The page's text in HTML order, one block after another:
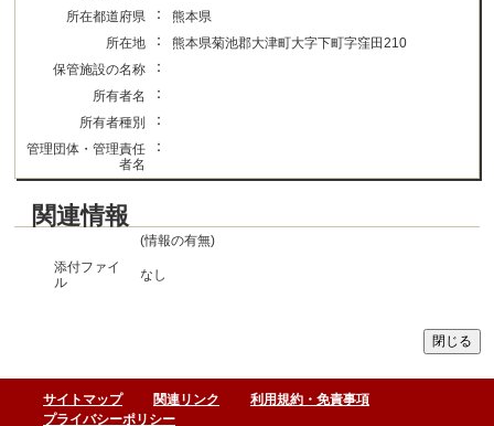
所在都道府県 ：
熊本県
所在地
：
熊本県菊池郡大津町大字下町字窪田210
保管施設の名称
：
所有者名 ：
所有者種別 ：
管理団体・管理責任
者名
：
関連情報
(情報の有無)
添付ファイ
ル
なし
サイトマップ 関連リンク
利用規約・免責事項
プライバシーポリシー